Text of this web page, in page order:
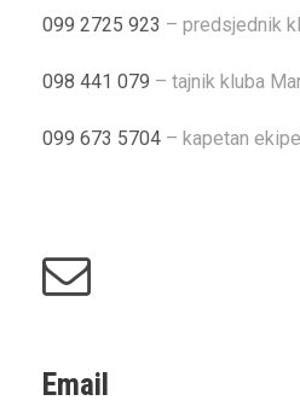
099 2725 923 – predsjednik
098 441 079 – tajnik kluba
099 673 5704 – kapetan
Email